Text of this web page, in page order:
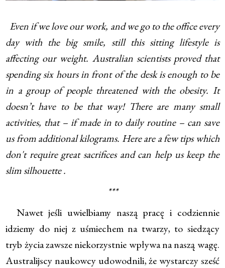
Even if we love our work, and we go to the office every
day with the big smile, still this sitting lifestyle is
affecting our weight. Australian scientists proved that
spending six hours in front of the desk is enough to be
in a group of people threatened with the obesity. It
doesn’t have to be that way! There are many small
activities, that – if made in to daily routine – can save
us from additional kilograms. Here are a few tips which
don't require great sacrifices and can help us keep the
slim silhouette .
***
Nawet jeśli uwielbiamy naszą pracę i codziennie
idziemy do niej z uśmiechem na twarzy, to siedzący
tryb życia zawsze niekorzystnie wpływa na naszą wagę.
Australijscy naukowcy udowodnili, że wystarczy sześć